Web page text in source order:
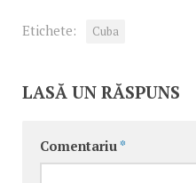
Etichete: Cuba
LASĂ UN RĂSPUNS
Comentariu *